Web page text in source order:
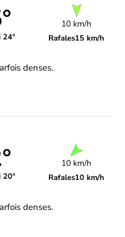
24°
10 km/h
Rafales15 km/h
denses.
20°
10 km/h
Rafales10 km/h
denses.